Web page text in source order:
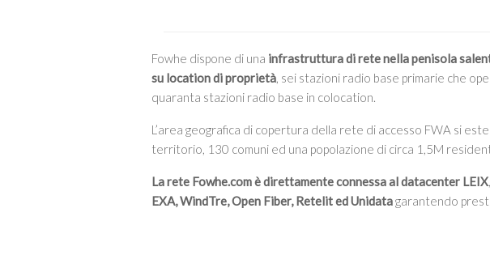
Fowhe dispone di una infrastruttura di rete nella penisola
su location di proprietà, sei stazioni radio base primarie che
quaranta stazioni radio base in colocation.
L’area geografica di copertura della rete di accesso FWA si
territorio, 130 comuni ed una popolazione di circa 1,5M
La rete Fowhe.com è direttamente connessa al datacenter LEIX
EXA, WindTre, Open Fiber, Retelit ed Unidatagarantendo